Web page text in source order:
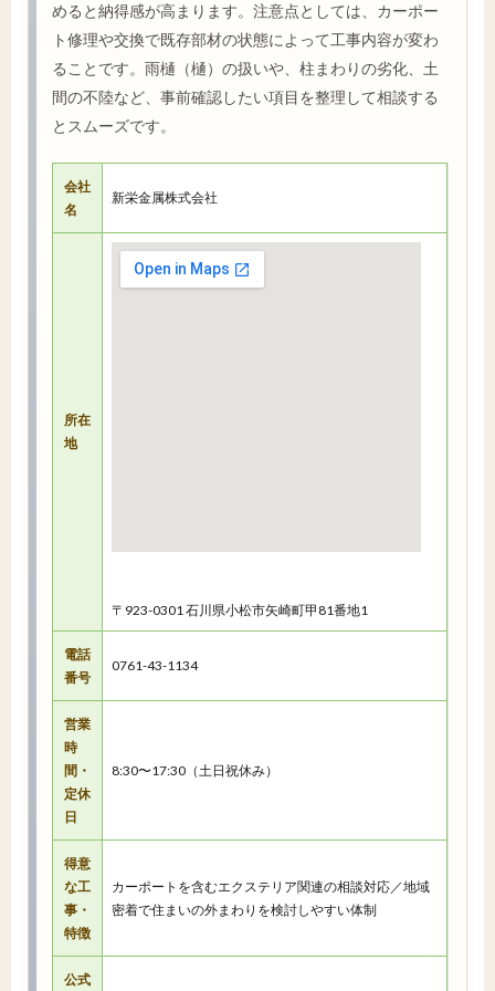
めると納得感が高まります。注意点としては、カーポー
ト修理や交換で既存部材の状態によって工事内容が変わ
ることです。雨樋（樋）の扱いや、柱まわりの劣化、土
間の不陸など、事前確認したい項目を整理して相談する
とスムーズです。
会社
名
新栄金属株式会社
所在
地
〒923-0301 石川県小松市矢崎町甲81番地1
電話
番号
0761-43-1134
営業
時
間・
定休
日
8:30〜17:30（土日祝休み）
得意
な工
事・
特徴
カーポートを含むエクステリア関連の相談対応／地域
密着で住まいの外まわりを検討しやすい体制
公式